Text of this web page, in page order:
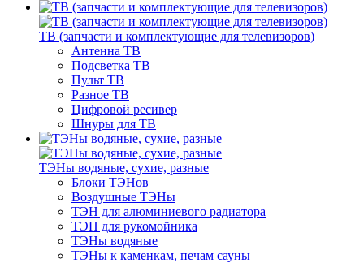
ТВ (запчасти и комплектующие для телевизоров)
Антенна ТВ
Подсветка ТВ
Пульт ТВ
Разное ТВ
Цифровой ресивер
Шнуры для ТВ
ТЭНы водяные, сухие, разные
Блоки ТЭНов
Воздушные ТЭНы
ТЭН для алюминиевого радиатора
ТЭН для рукомойника
ТЭНы водяные
ТЭНы к каменкам, печам сауны